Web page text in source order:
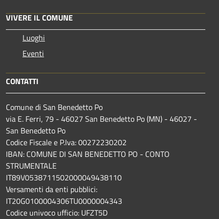
VIVERE IL COMUNE
Luoghi
Eventi
CONTATTI
Comune di San Benedetto Po
via E. Ferri, 79 - 46027 San Benedetto Po (MN) - 46027 -
San Benedetto Po
Codice Fiscale e P.Iva: 00272230202
IBAN: COMUNE DI SAN BENEDETTO PO - CONTO
STRUMENTALE
IT89V0538711502000049438110
Versamenti da enti pubblici:
IT20G0100004306TU0000004343
Codice univoco ufficio: UFZT5D